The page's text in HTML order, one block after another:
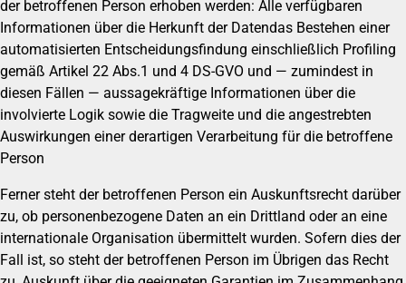
der betroffenen Person erhoben werden: Alle verfügbaren
Informationen über die Herkunft der Datendas Bestehen einer
automatisierten Entscheidungsfindung einschließlich Profiling
gemäß Artikel 22 Abs.1 und 4 DS-GVO und — zumindest in
diesen Fällen — aussagekräftige Informationen über die
involvierte Logik sowie die Tragweite und die angestrebten
Auswirkungen einer derartigen Verarbeitung für die betroffene
Person
Ferner steht der betroffenen Person ein Auskunftsrecht darüber
zu, ob personenbezogene Daten an ein Drittland oder an eine
internationale Organisation übermittelt wurden. Sofern dies der
Fall ist, so steht der betroffenen Person im Übrigen das Recht